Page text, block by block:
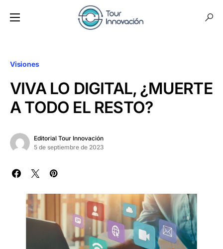
Visiones
VIVA LO DIGITAL, ¿MUERTE
A TODO EL RESTO?
Editorial Tour Innovación
5 de septiembre de 2023